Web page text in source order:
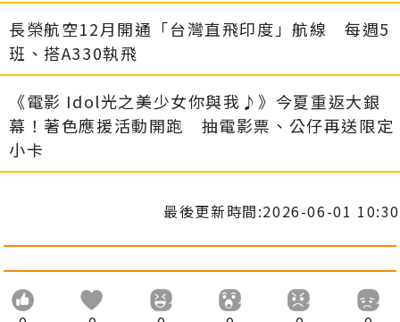
長榮航空12月開通「台灣直飛印度」航線 每週5
班、搭A330執飛
《電影 Idol光之美少女你與我♪》今夏重返大銀
幕！著色應援活動開跑 抽電影票、公仔再送限定
小卡
最後更新時間:2026-06-01 10:30